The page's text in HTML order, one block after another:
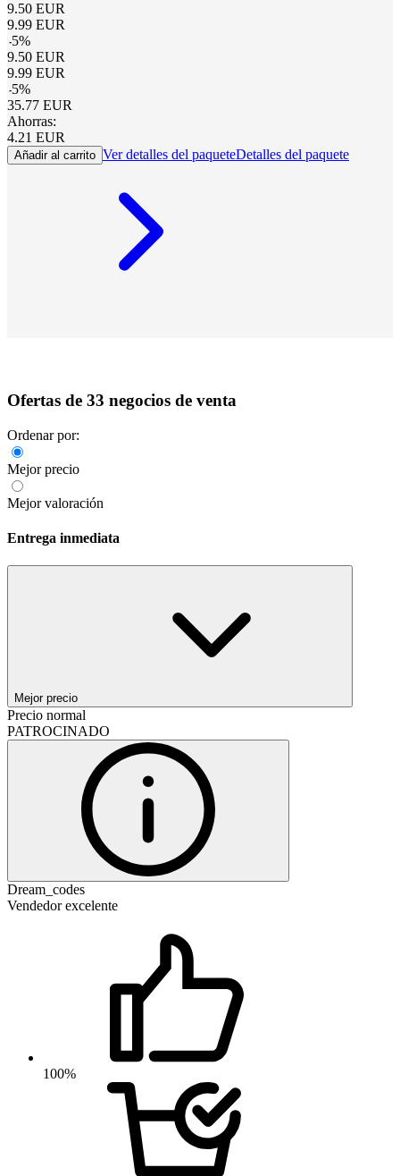
9.50 EUR
9.99 EUR
-5%
9.50 EUR
9.99 EUR
-5%
35.77 EUR
Ahorras:
4.21 EUR
Añadir al carrito Ver detalles del paqueteDetalles del paquete
Ofertas de 33 negocios de venta
Ordenar por:
Mejor precio
Mejor valoración
Entrega inmediata
Mejor precio
Precio normal
PATROCINADO
Dream_codes
Vendedor excelente
100%